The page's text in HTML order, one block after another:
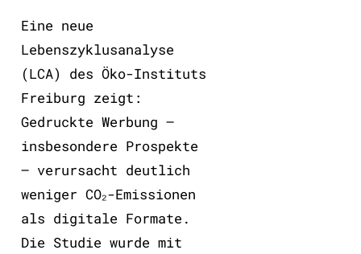
Eine neue
Lebenszyklusanalyse
(LCA) des Öko-Instituts
Freiburg zeigt:
Gedruckte Werbung –
insbesondere Prospekte
– verursacht deutlich
weniger CO₂-Emissionen
als digitale Formate.
Die Studie wurde mit